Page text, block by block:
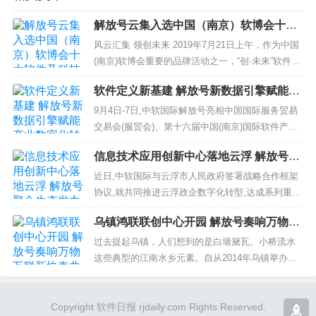
解放号云集入选中国（南京）软博会十大
软件及科技创新产品
风云汇集 领创未来 2019年7月21日上午，作为中国
(南京)软博会重要的品牌活动之一，“创·未来”软件及
科技创新产品发布会再次与大家见面。活动连续...
软件定义新基建 解放号新数据引擎赋能产
业数字化转型升级
9月4日-7日,中软国际解放号亮相中国国际服务贸易
交易会(服贸会)、第十六届中国(南京)国际软件产品
和信息服务交易博览会(南京软博会),向政府、行业
伙伴展示政企数字化转型新平台。站在以&ldqu...
信息技术应用创新中心落地云浮 解放号聚
合生态发力数字转型
近日,中软国际与云浮市人民政府签署战略合作框架
协议,就共同推进云浮政企数字化转型,达成系列重要
合作,并宣布在云浮建设和运营中软国际广东信息技
术应用创新中心,通过平台汇聚、项目牵引、产业培
育、集群...
乌镇鸿联联创中心开园 解放号奏响万物互
联新协奏曲
过去提起乌镇，人们想到的是白墙黛瓦、小桥流水
这些典型的江南水乡元素。自从2014年乌镇举办首
众多新技术企业...
Copyright 软件日报 rjdaily.com Rights Reserved.